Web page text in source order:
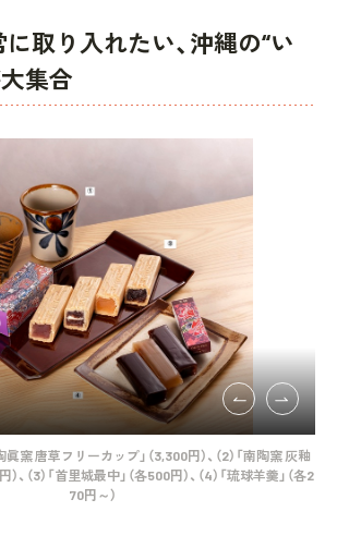
に取り入れたい、沖縄の“い
集合
眞窯 唐草フリーカップ」（3,300円）、（2）「南陶窯 灰釉
、（3）「首里城最中」（各500円）、（4）「琉球羊羹」（各2
70円～）